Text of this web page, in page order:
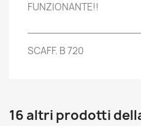
FUNZIONANTE!!
SCAFF. B 720
16 altri prodotti